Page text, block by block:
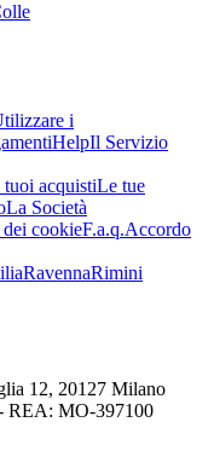
i
HelpIl Servizio
tuoi acquistiLe tue
La Società
cookieF.a.q.Accordo
RavennaRimini
12, 20127 Milano
REA: MO-397100